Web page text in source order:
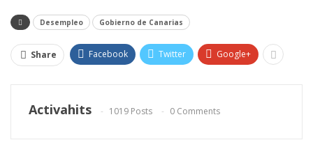
Desempleo Gobierno de Canarias
Share Facebook Twitter Google+
Activahits 1019 Posts 0 Comments